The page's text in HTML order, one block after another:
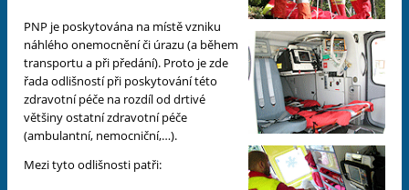
PNP je poskytována na místě vzniku
náhlého onemocnění či úrazu (a během
transportu a při předání). Proto je zde
řada odlišností při poskytování této
zdravotní péče na rozdíl od drtivé
většiny ostatní zdravotní péče
(ambulantní, nemocniční,…).
Mezi tyto odlišnosti patři: